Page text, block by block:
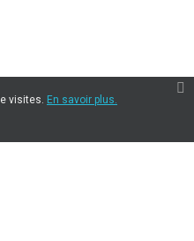
visites. En savoir plus.